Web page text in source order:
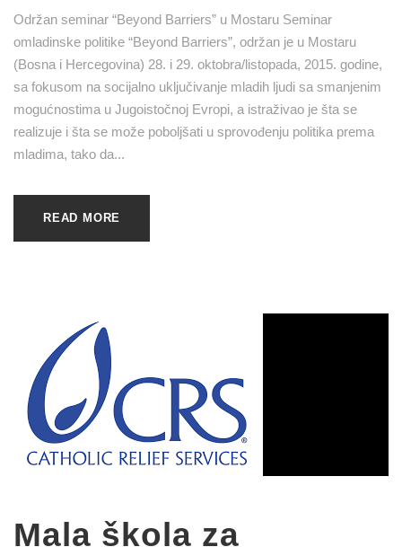
Održan seminar “Beyond Barriers” u Mostaru Seminar
omladinske politike “Beyond Barriers”, održan je u Mostaru
(Bosna i Hercegovina) 28. i 29. oktobra/listopada, 2015. godine,
sa fokusom na socijalno uključivanje mladih ljudi sa smanjenim
mogućnostima u Jugoistočnoj Evropi, a istraživao je šta se
realizuje i šta se može poboljšati u sprovođenju politika prema
mladima, tako da...
READ MORE
Mala škola za